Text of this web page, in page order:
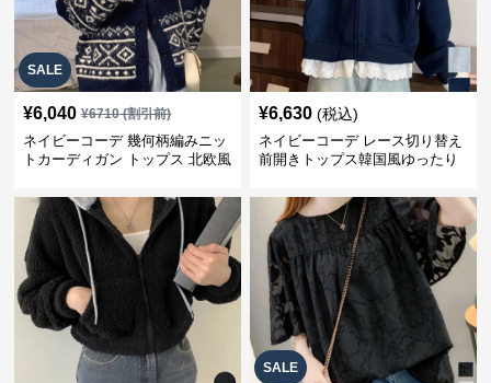
SALE
¥6,040 ¥6710(割引前)
ネイビーコーデ 幾何柄編みニッ
トカーディガン トップス 北欧風
¥6,630 (税込)
ネイビーコーデ レース切り替え
前開きトップス韓国風ゆったり
SALE